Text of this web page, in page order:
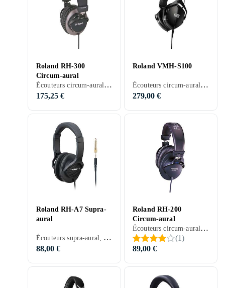
Roland RH-300
Circum-aural
Écouteurs circum-aural, Pliable, Noir, Argent, Gris, Marron
175,25 €
Roland VMH-S100
Écouteurs circum-aural, Noir
279,00 €
Roland RH-A7 Supra-
aural
Écouteurs supra-aural, Pliable, Noir, Blanc, Rouge
88,00 €
Roland RH-200
Circum-aural
Écouteurs circum-aural, Sans fil, Câble détachable, Pliable, Noir, Argent
(1)
89,00 €